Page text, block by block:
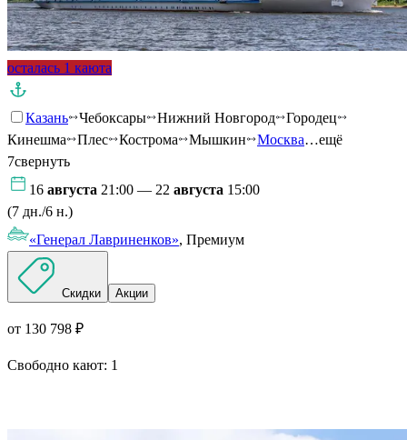
осталась 1 каюта
Казань Чебоксары Нижний Новгород
Городец
Кинешма
Плес Кострома Мышкин Москва…ещё
7свернуть
16 августа 21:00 — 22 августа 15:00
(7 дн./6 н.)
«Генерал Лавриненков», Премиум
Скидки Акции
от 130 798 ₽
Свободно кают: 1